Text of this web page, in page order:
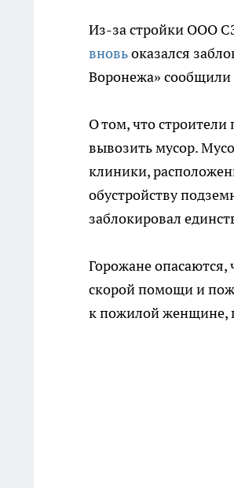
Из-за стройки ООО
вновьоказался
Воронежа»
О том, что строители
вывозить мусор.
клиники,
обустройству
заблокировал
Горожане опасаются,
скорой помощи и
к пожилой женщине,